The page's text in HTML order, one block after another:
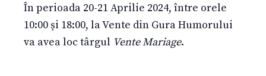
În perioada 20-21 Aprilie 2024, între orele
10:00 și 18:00, la Vente din Gura Humorului
va avea loc târgul Vente Mariage.